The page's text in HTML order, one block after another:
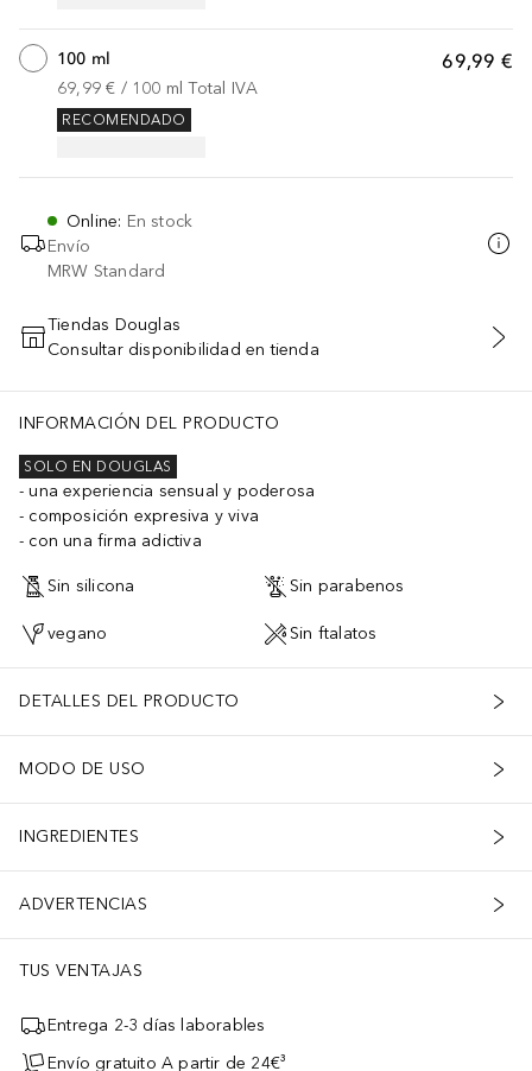
69,99 €
100 ml
69,99 € / 100 ml Total IVA
RECOMENDADO
Online: En stock
Envío
MRW Standard
AÑADIR AL CARRITO
Tiendas Douglas
Consultar disponibilidad en tienda
INFORMACIÓN DEL PRODUCTO
SOLO EN DOUGLAS
una experiencia sensual y poderosa
composición expresiva y viva
con una firma adictiva
Sin silicona Sin parabenos
vegano Sin ftalatos
DETALLES DEL PRODUCTO
MODO DE USO
INGREDIENTES
ADVERTENCIAS
TUS VENTAJAS
Entrega 2-3 días laborables
Envío gratuito A partir de 24€³